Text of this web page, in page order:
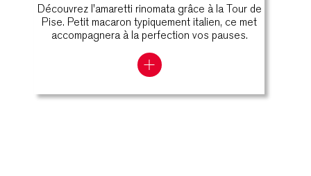
Découvrez l'amaretti rinomata grâce à la Tour de
Pise. Petit macaron typiquement italien, ce met
accompagnera à la perfection vos pauses.